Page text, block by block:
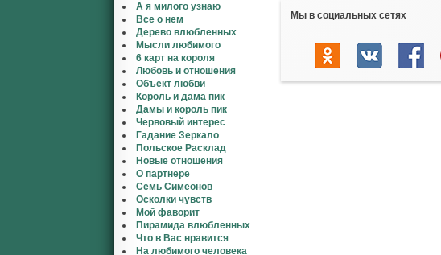
Мы в социальных сетях
А я милого узнаю
Все о нем
Дерево влюбленных
Мысли любимого
6 карт на короля
Любовь и отношения
Объект любви
Король и дама пик
Дамы и король пик
Червовый интерес
Гадание Зеркало
Польское Расклад
Новые отношения
О партнере
Семь Симеонов
Осколки чувств
Мой фаворит
Пирамида влюбленных
Что в Вас нравится
На любимого человека